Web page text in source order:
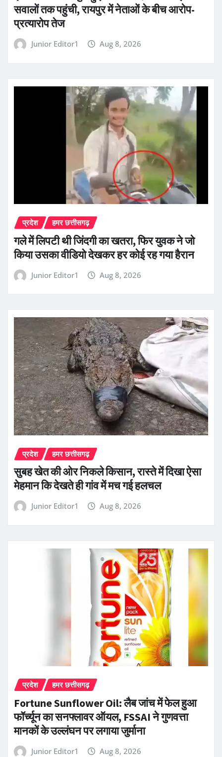
सवालों तक पहुंची, रायपुर में नेताओं के बीच आरोप-
प्रत्यारोप तेज
Junior Editor1 Aug 8, 2026
प्रदेश हमर छत्तीसगढ़
गले में लिपटी थी जिंदगी का खतरा, फिर युवक ने जो
किया उसका वीडियो देखकर हर कोई रह गया हैरान
Junior Editor1 Aug 8, 2026
प्रदेश हमर छत्तीसगढ़
सुबह खेत की ओर निकले किसान, रास्ते में दिखा ऐसा
मेहमान कि देखते ही गांव में मच गई हलचल
Junior Editor1 Aug 8, 2026
प्रदेश हमर छत्तीसगढ़
Fortune Sunflower Oil: लैब जांच में फेल हुआ
फॉर्च्यून का सनफ्लावर ऑयल, FSSAI ने गुणवत्ता
मानकों के उल्लंघन पर लगाया जुर्माना
Junior Editor1 Aug 8, 2026